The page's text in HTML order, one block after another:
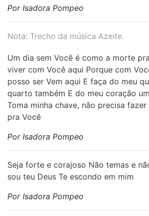
Por Isadora Pompeo
Nota: Trecho da música Azeite.
Um dia sem Você é como a morte
viver com Você aqui Porque com
posso ser Vem aqui E faça do meu
quarto também E do meu coração
Toma minha chave, não precisa
pra Você
Por Isadora Pompeo
S⁠eja forte e corajoso Não temas e
sou teu Deus Te escondo em mim
Por Isadora Pompeo